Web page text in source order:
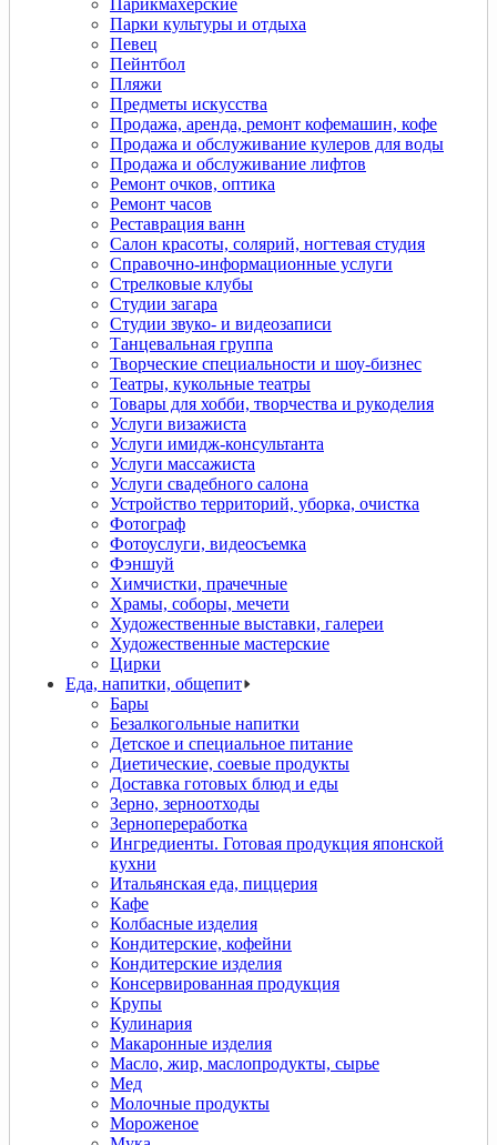
Парикмахерские
Парки культуры и отдыха
Певец
Пейнтбол
Пляжи
Предметы искусства
Продажа, аренда, ремонт кофемашин, кофе
Продажа и обслуживание кулеров для воды
Продажа и обслуживание лифтов
Ремонт очков, оптика
Ремонт часов
Реставрация ванн
Салон красоты, солярий, ногтевая студия
Справочно-информационные услуги
Стрелковые клубы
Студии загара
Студии звуко- и видеозаписи
Танцевальная группа
Творческие специальности и шоу-бизнес
Театры, кукольные театры
Товары для хобби, творчества и рукоделия
Услуги визажиста
Услуги имидж-консультанта
Услуги массажиста
Услуги свадебного салона
Устройство территорий, уборка, очистка
Фотограф
Фотоуслуги, видеосъемка
Фэншуй
Химчистки, прачечные
Храмы, соборы, мечети
Художественные выставки, галереи
Художественные мастерские
Цирки
Еда, напитки, общепит
Бары
Безалкогольные напитки
Детское и специальное питание
Диетические, соевые продукты
Доставка готовых блюд и еды
Зерно, зерноотходы
Зернопереработка
Ингредиенты. Готовая продукция японской
кухни
Итальянская еда, пиццерия
Кафе
Колбасные изделия
Кондитерские, кофейни
Кондитерские изделия
Консервированная продукция
Крупы
Кулинария
Макаронные изделия
Масло, жир, маслопродукты, сырье
Мед
Молочные продукты
Мороженое